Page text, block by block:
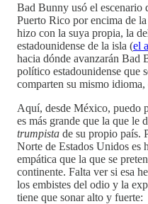
Bad Bunny usó el
Puerto Rico por encima de
hizo con la suya propia, la
estadounidense de la isla (el
hacia dónde avanzarán Bad
político estadounidense que
comparten su mismo
Aquí, desde México, puedo
es más grande que la que le
trumpista de su propio país.
Norte de Estados Unidos es
empática que la que se
continente. Falta ver si esa
los embistes del odio y la
tiene que sonar alto y fuerte: